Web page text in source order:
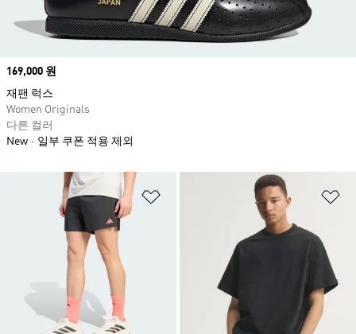
위시리스트 담기
Price
169,000 원
재팬 럭스
Women Originals
다른 컬러
New
일부 쿠폰 적용 제외